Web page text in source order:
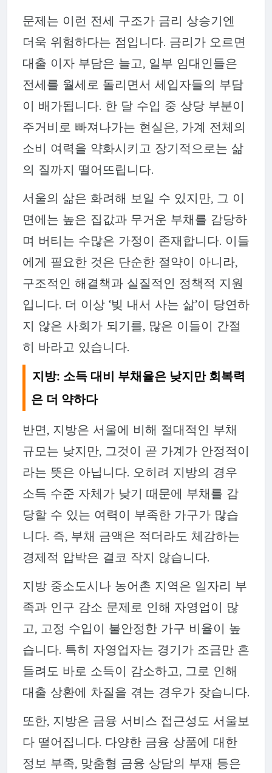
문제는 이런 전세 구조가 금리 상승기엔
더욱 위험하다는 점입니다. 금리가 오르면
대출 이자 부담은 늘고, 일부 임대인들은
전세를 월세로 돌리면서 세입자들의 부담
이 배가됩니다. 한 달 수입 중 상당 부분이
주거비로 빠져나가는 현실은, 가계 전체의
소비 여력을 약화시키고 장기적으로는 삶
의 질까지 떨어뜨립니다.
서울의 삶은 화려해 보일 수 있지만, 그 이
면에는 높은 집값과 무거운 부채를 감당하
며 버티는 수많은 가정 이 존재합니다. 이들
에게 필요한 것은 단순한 절약이 아니라,
구조적인 해결책과 실질적인 정책적 지원
입니다. 더 이상 ‘빚 내서 사는 삶’이 당연하
지 않은 사회가 되기를, 많은 이들이 간절
히 바라고 있습니다.
지방: 소득 대비 부채율은 낮지만 회복력
은 더 약하다
반면, 지방은 서울에 비해 절대적인 부채
규모는 낮지만, 그것이 곧 가계가 안정적이
라는 뜻은 아닙니다. 오히려 지방의 경우
소득 수준 자체가 낮기 때문에 부채를 감
당할 수 있는 여력이 부족한 가구가 많습
니다. 즉, 부채 금액은 적더라도 체감하는
경제적 압박은 결코 작지 않습니다.
지방 중소도시나 농어촌 지역은 일자리 부
족과 인구 감소 문제로 인해 자영업이 많
고, 고정 수입이 불안정한 가구 비율이 높
습니다. 특히 자영업자는 경기가 조금만 흔
들려도 바로 소득이 감소하고, 그로 인해
대출 상환에 차질을 겪는 경우가 잦습니다.
또한, 지방은 금융 서비스 접근성도 서울보
다 떨어집니다. 다양한 금융 상품에 대한
정보 부족, 맞춤형 금융 상담의 부재 등은